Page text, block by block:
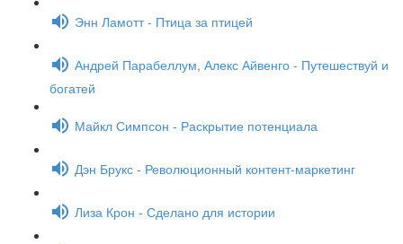
Энн Ламотт - Птица за птицей
Андрей Парабеллум, Алекс Айвенго - Путешествуй и
богатей
Майкл Симпсон - Раскрытие потенциала
Дэн Брукс - Революционный контент-маркетинг
Лиза Крон - Сделано для истории